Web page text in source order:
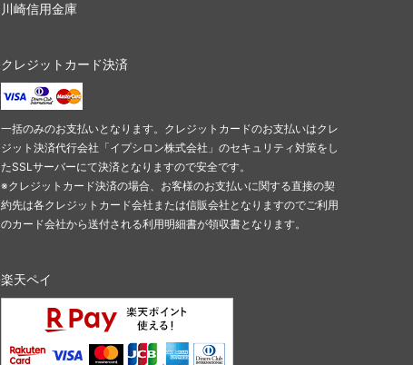
川崎信用金庫
クレジットカード決済
一括のみのお支払いとなります。クレジットカードのお支払いはクレ
ジット決済代行会社「イプシロン株式会社」のセキュリティ対策をし
たSSLサーバーにて決済となりますので安全です。
※クレジットカード決済の場合、お客様のお支払いに関する直接の契
約先は各クレジットカード会社または信販会社となりますのでご利用
のカード会社から送付される利用明細書が領収書となります。
楽天ペイ